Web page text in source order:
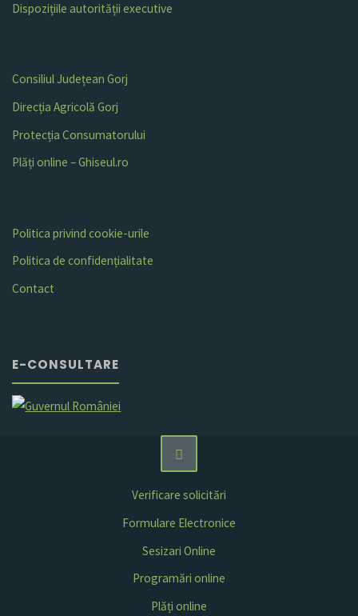
Dispozițiile autorității executive
Consiliul Județean Gorj
Direcția Agricolă Gorj
Protecția Consumatorului
Plăți online – Ghiseul.ro
Politica privind cookie-urile
Politica de confidențialitate
Contact
E-CONSULTARE
Verificare solicitări
Formulare Electronice
Sesizari Online
Programări online
Plăți online